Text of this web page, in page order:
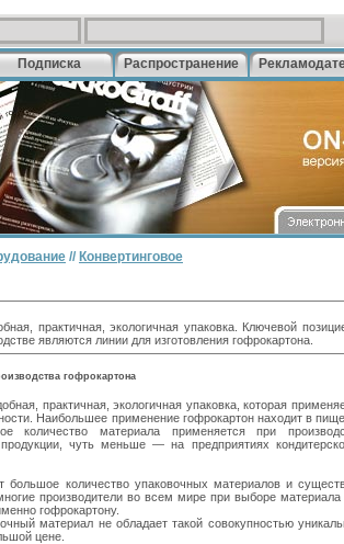
Подписка Распространение
// Конвертинговое
практичная, экологичная упаковка. Ключевой
являются линии для изготовления гофрокартона.
гофрокартона
практичная, экологичная упаковка, которая
Наибольшее применение гофрокартон находит в
количество материала применяется при
продукции, чуть меньше — на предприятиях
количество упаковочных материалов и
производители во всем мире при выборе материала
гофрокартону.
материал не обладает такой совокупностью
цене.